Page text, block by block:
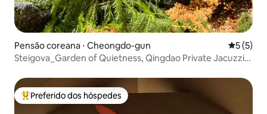
Pensão coreana ⋅ Cheongdo-gun 5 de
5 (5)
Steigova_Garden of Quietness, Qingdao Private Jacuzzi
Entre os melhores preferidos dos hóspedes
Preferido dos hóspedes